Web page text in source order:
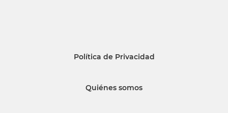
Política de Privacidad
Quiénes somos